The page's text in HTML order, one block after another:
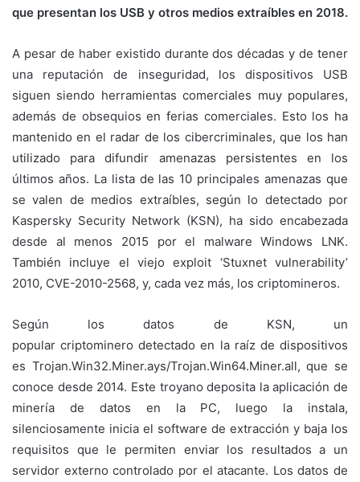
que presentan los USB y otros medios extraíbles en 2018.
A pesar de haber existido durante dos décadas y de tener
una reputación de inseguridad, los dispositivos USB
siguen siendo herramientas comerciales muy populares,
además de obsequios en ferias comerciales. Esto los ha
mantenido en el radar de los cibercriminales, que los han
utilizado para difundir amenazas persistentes en los
últimos años. La lista de las 10 principales amenazas que
se valen de medios extraíbles, según lo detectado por
Kaspersky Security Network (KSN), ha sido encabezada
desde al menos 2015 por el malware Windows LNK.
También incluye el viejo exploit ‘Stuxnet vulnerability’
2010, CVE-2010-2568, y, cada vez más, los criptomineros.
Según los datos de KSN, un
popular criptominero detectado en la raíz de dispositivos
es Trojan.Win32.Miner.ays/Trojan.Win64.Miner.all, que se
conoce desde 2014. Este troyano deposita la aplicación de
minería de datos en la PC, luego la instala,
silenciosamente inicia el software de extracción y baja los
requisitos que le permiten enviar los resultados a un
servidor externo controlado por el atacante. Los datos de